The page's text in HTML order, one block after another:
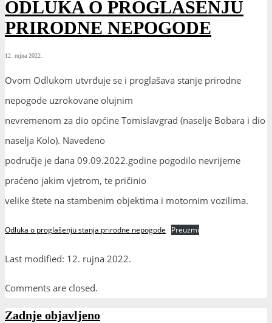
ODLUKA O PROGLAŠENJU
PRIRODNE NEPOGODE
12. rujna 2022.
Ovom Odlukom utvrđuje se i proglašava stanje prirodne
nepogode uzrokovane olujnim
nevremenom za dio općine Tomislavgrad (naselje Bobara i dio
naselja Kolo). Navedeno
područje je dana 09.09.2022.godine pogodilo nevrijeme
praćeno jakim vjetrom, te pričinio
velike štete na stambenim objektima i motornim vozilima.
Odluka o proglašenju stanja prirodne nepogode Preuzmi
Last modified: 12. rujna 2022.
Comments are closed.
Zadnje objavljeno